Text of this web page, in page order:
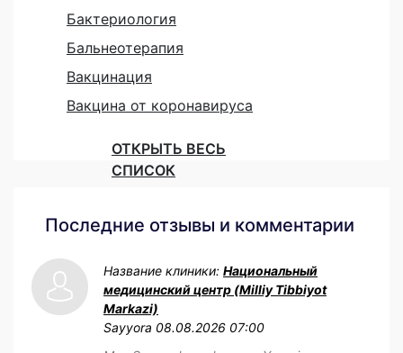
Бактериология
Бальнеотерапия
Вакцинация
Вакцина от коронавируса
ОТКРЫТЬ ВЕСЬ
СПИСОК
Последние отзывы и комментарии
Название клиники: Национальный
медицинский центр (Milliy Tibbiyot
Markazi)
Sayyora 08.08.2026 07:00